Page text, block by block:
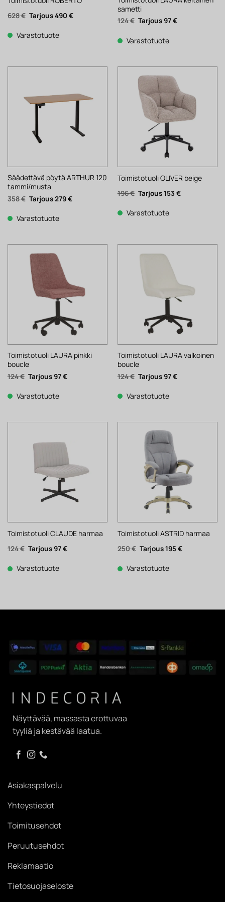
628€ Alkuperäinen
hinta
628 €.
490 €Nykyinen
Varastotuote
sametti
124€ Alkuperäinen
hinta
124 €.
97€Nykyinen
Varastotuote
Säädettävä pöytä ARTHUR 120
tammi/musta
358€ Alkuperäinen
hinta
358 €.
279€Nykyinen
Varastotuote
Toimistotuoli OLIVER beige
196€ Alkuperäinen
hinta
196 €.
153 €Nykyinen
Varastotuote
Toimistotuoli LAURA pinkki
boucle
124€ Alkuperäinen
hinta
124 €.
97€Nykyinen
Varastotuote
Toimistotuoli LAURA valkoinen
boucle
124€ Alkuperäinen
hinta
124 €.
97€Nykyinen
Varastotuote
Toimistotuoli CLAUDE harmaa
124€ Alkuperäinen
hinta
124 €.
97€Nykyinen
Varastotuote
Toimistotuoli ASTRID harmaa
250€ Alkuperäinen
hinta
250 €.
195€Nykyinen
Varastotuote
Näyttävää, massasta erottuvaa
tyyliä ja kestävää laatua.
Asiakaspalvelu
Yhteystiedot
Toimitusehdot
Peruutusehdot
Reklamaatio
Tietosuojaseloste